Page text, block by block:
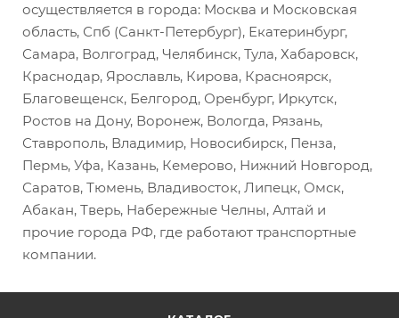
осуществляется в города: Москва и Московская
область, Спб (Санкт-Петербург), Екатеринбург,
Самара, Волгоград, Челябинск, Тула, Хабаровск,
Краснодар, Ярославль, Кирова, Красноярск,
Благовещенск, Белгород, Оренбург, Иркутск,
Ростов на Дону, Воронеж, Вологда, Рязань,
Ставрополь, Владимир, Новосибирск, Пенза,
Пермь, Уфа, Казань, Кемерово, Нижний Новгород,
Саратов, Тюмень, Владивосток, Липецк, Омск,
Абакан, Тверь, Набережные Челны, Алтай и
прочие города РФ, где работают транспортные
компании.